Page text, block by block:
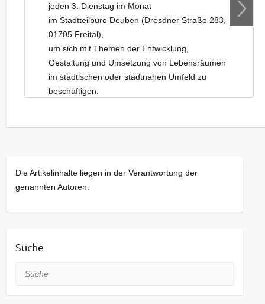
jeden 3. Dienstag im Monat
im Stadtteilbüro Deuben (Dresdner Straße 283,
01705 Freital),
um sich mit Themen der Entwicklung,
Gestaltung und Umsetzung von Lebensräumen
im städtischen oder stadtnahen Umfeld zu
beschäftigen.
Die Artikelinhalte liegen in der Verantwortung der
genannten Autoren.
Suche
Suche